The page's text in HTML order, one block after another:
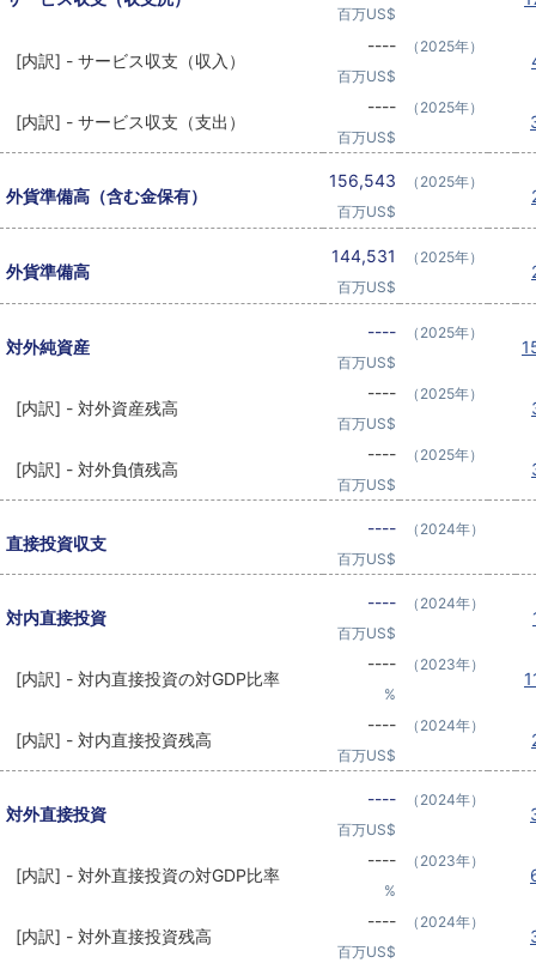
百万US$
[内訳] - サービス収支（収入）
----
百万US$
（2025年）
[内訳] - サービス収支（支出）
----
百万US$
（2025年）
外貨準備高（含む金保有）
156,543
百万US$
（2025年）
外貨準備高
144,531
百万US$
（2025年）
対外純資産
----
百万US$
（2025年）
[内訳] - 対外資産残高
----
百万US$
（2025年）
[内訳] - 対外負債残高
----
百万US$
（2025年）
直接投資収支
----
百万US$
（2024年）
対内直接投資
----
百万US$
（2024年）
[内訳] - 対内直接投資の対GDP比率
----
%
（2023年）
[内訳] - 対内直接投資残高
----
百万US$
（2024年）
対外直接投資
----
百万US$
（2024年）
[内訳] - 対外直接投資の対GDP比率
----
%
（2023年）
[内訳] - 対外直接投資残高
----
百万US$
（2024年）